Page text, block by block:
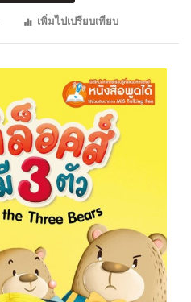
เพิ่มไปเปรียบเทียบ